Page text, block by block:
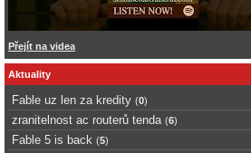
Přejít na videa
Aktuality
Fable uz len za kredity (0)
zranitelnost ac routerů tenda (6)
Fable 5 is back (5)